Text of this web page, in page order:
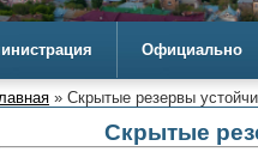
Официально
» Скрытые резервы
Скрытые